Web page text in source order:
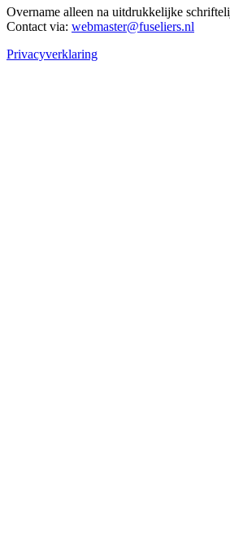
Overname alleen na uitdrukkelijke
Contact via: webmaster@fuseliers.nl
Privacyverklaring